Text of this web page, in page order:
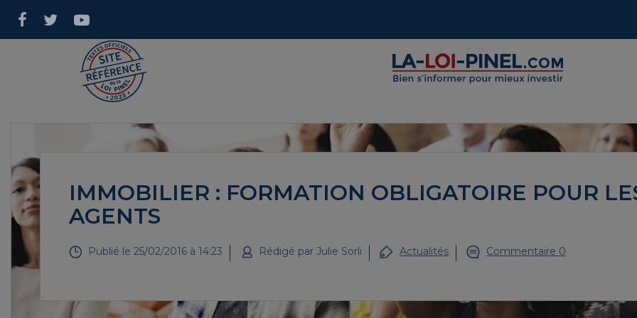
IMMOBILIER : FORMATION OBLIGATOIRE POUR
AGENTS
Publié le 25/02/2016 à 14:23 Rédigé par Julie Sorli Actualités Commentaire 0